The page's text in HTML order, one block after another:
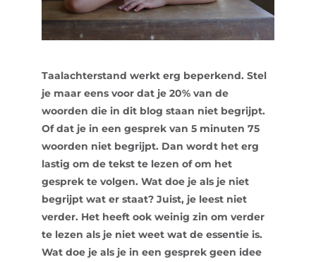
Taalachterstand werkt erg beperkend. Stel
je maar eens voor dat je 20% van de
woorden die in dit blog staan niet begrijpt.
Of dat je in een gesprek van 5 minuten 75
woorden niet begrijpt. Dan wordt het erg
lastig om de tekst te lezen of om het
gesprek te volgen. Wat doe je als je niet
begrijpt wat er staat? Juist, je leest niet
verder. Het heeft ook weinig zin om verder
te lezen als je niet weet wat de essentie is.
Wat doe je als je in een gesprek geen idee